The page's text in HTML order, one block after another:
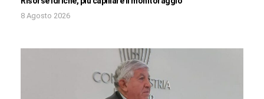
8 Agosto 2026